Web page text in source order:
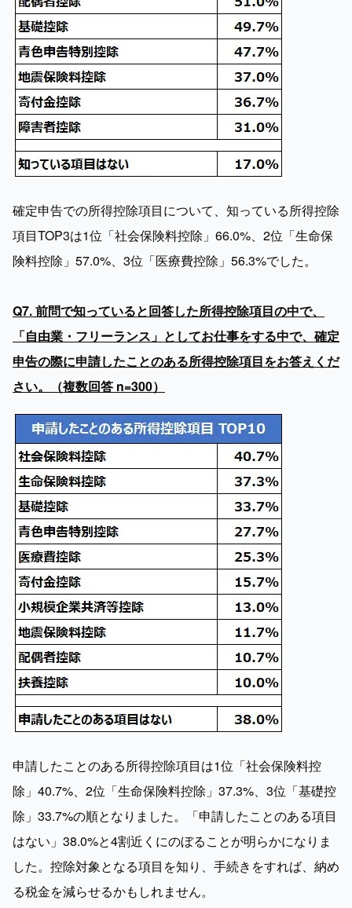
確定申告での所得控除項目について、知っている所得控除
項目TOP3は1位「社会保険料控除」66.0%、2位「生命保
険料控除」57.0%、3位「医療費控除」56.3%でした。
Q7. 前問で知っていると回答した所得控除項目の中で、
「自由業・フリーランス」としてお仕事をする中で、確定
申告の際に申請したことのある所得控除項目をお答えくだ
さい。（複数回答 n=300）
申請したことのある所得控除項目は1位「社会保険料控
除」40.7%、2位「生命保険料控除」37.3%、3位「基礎控
除」33.7%の順となりました。「申請したことのある項目
はない」38.0%と4割近くにのぼることが明らかになりま
した。控除対象となる項目を知り、手続きをすれば、納め